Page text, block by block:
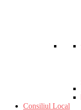
Consiliul Local